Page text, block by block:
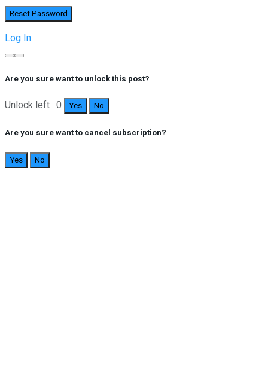
Log In
Are you sure want to unlock this post?
Unlock left : 0 Yes No
Are you sure want to cancel subscription?
Yes No